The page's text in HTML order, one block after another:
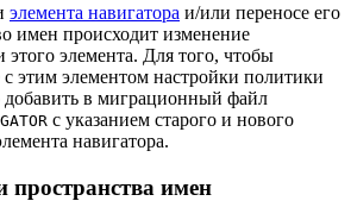
элемента навигатора и/или переносе его
имен происходит изменение
этого элемента. Для того, чтобы
с этим элементом настройки политики
добавить в миграционный файл
с указанием старого и нового
навигатора.
пространства имен